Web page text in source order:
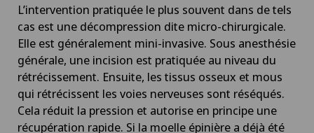
Consultations ophtalmologiques
Courbure du pénis
Cynothérapie (thérapie canine)
Da Vinci
L’intervention pratiquée le plus souvent dans de tels
cas est une décompression dite micro-chirurgicale.
Elle est généralement mini-invasive. Sous anesthésie
générale, une incision est pratiquée au niveau du
rétrécissement. Ensuite, les tissus osseux et mous
qui rétrécissent les voies nerveuses sont réséqués.
Cela réduit la pression et autorise en principe une
récupération rapide. Si la moelle épinière a déjà été